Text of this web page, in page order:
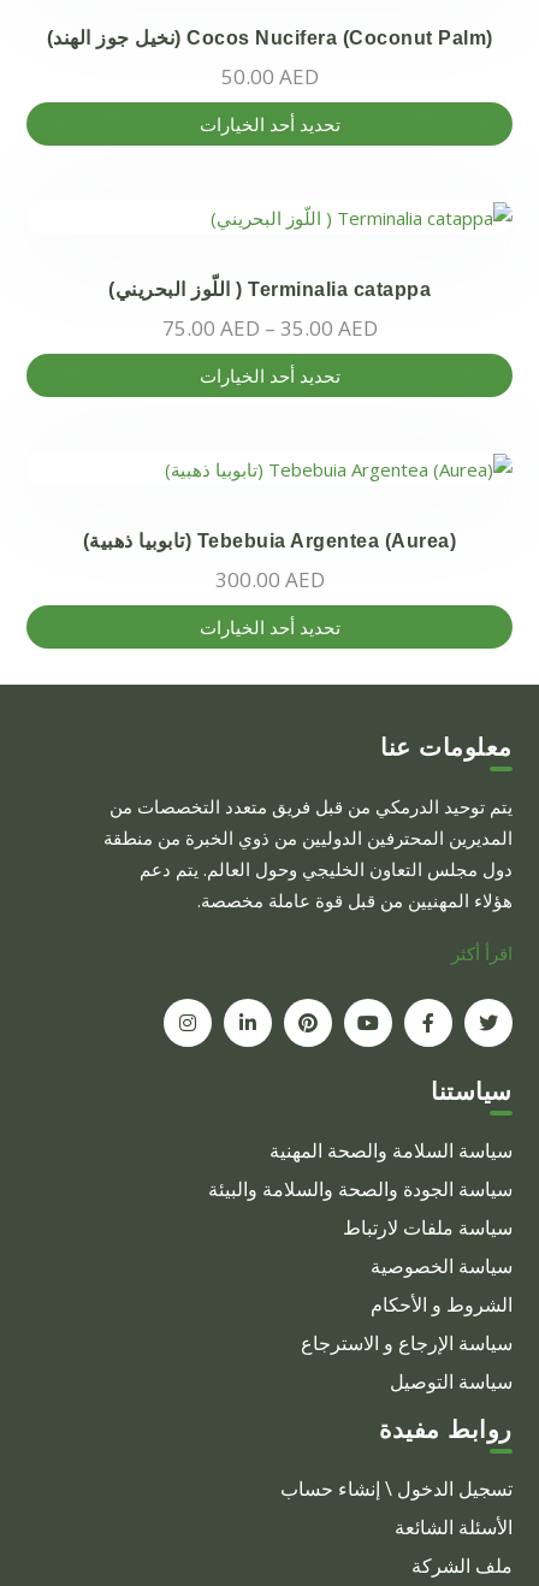
Cocos Nucifera (Coconut Palm) (نخيل جوز الھند)
50.00 AED
تحديد أحد الخيارات
هناك
العديد
الأشكال
اختيار
الخيارات
صفحة
Terminalia catappa ( اللّوز البحريني)
35.00 AED
–
75.00 AED
تحديد أحد الخيارات
هناك
العديد
الأشكال
اختيار
الخيارات
على
المنتج
Tebebuia Argentea (Aurea) (تابوبيا ذهبية)
300.00 AED
تحديد أحد الخيارات
هناك
العديد
من
المختلفة
لهذا
المنتج.
يمكن
اختيار
الخيارات
صفحة
المنتج
معلومات عنا
يتم توحيد الدرمكي من قبل فريق متعدد التخصصات من
المديرين المحترفين الدوليين من ذوي الخبرة من منطقة
دول مجلس التعاون الخليجي وحول العالم. يتم دعم
هؤلاء المهنيين من قبل قوة عاملة مخصصة.
اقرأ أكثر
سياستنا
سياسة السلامة والصحة المهنية
سياسة الجودة والصحة والسلامة والبيئة
سياسة ملفات لارتباط
سياسة الخصوصية
الشروط و الأحكام
سياسة الإرجاع و الاسترجاع
سياسة التوصيل
روابط مفيدة
تسجيل الدخول \ إنشاء حساب
الأسئلة الشائعة
ملف الشركة